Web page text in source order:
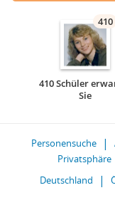
410
410 Schüler
Sie
Personensuche
Privatsphäre
Deutschland